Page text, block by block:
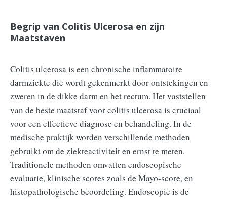
Begrip van Colitis Ulcerosa en zijn
Maatstaven
Colitis ulcerosa is een chronische inflammatoire
darmziekte die wordt gekenmerkt door ontstekingen en
zweren in de dikke darm en het rectum. Het vaststellen
van de beste maatstaf voor colitis ulcerosa is cruciaal
voor een effectieve diagnose en behandeling. In de
medische praktijk worden verschillende methoden
gebruikt om de ziekteactiviteit en ernst te meten.
Traditionele methoden omvatten endoscopische
evaluatie, klinische scores zoals de Mayo-score, en
histopathologische beoordeling. Endoscopie is de